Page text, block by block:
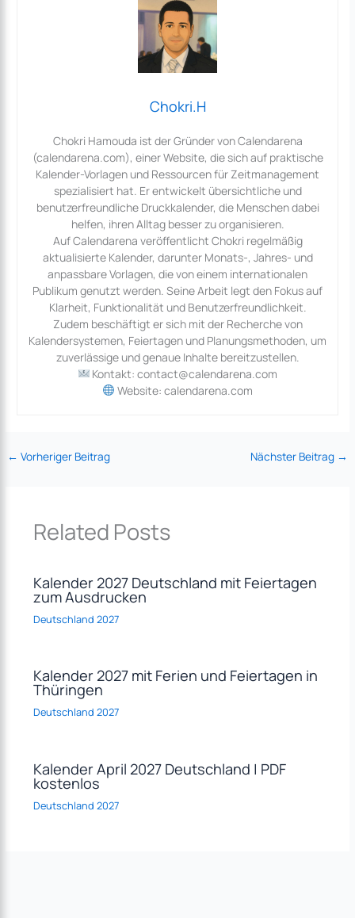
Chokri.H
Chokri Hamouda ist der Gründer von Calendarena
(calendarena.com), einer Website, die sich auf praktische
Kalender-Vorlagen und Ressourcen für Zeitmanagement
spezialisiert hat. Er entwickelt übersichtliche und
benutzerfreundliche Druckkalender, die Menschen dabei
helfen, ihren Alltag besser zu organisieren.
Auf Calendarena veröffentlicht Chokri regelmäßig
aktualisierte Kalender, darunter Monats-, Jahres- und
anpassbare Vorlagen, die von einem internationalen
Publikum genutzt werden. Seine Arbeit legt den Fokus auf
Klarheit, Funktionalität und Benutzerfreundlichkeit.
Zudem beschäftigt er sich mit der Recherche von
Kalendersystemen, Feiertagen und Planungsmethoden, um
zuverlässige und genaue Inhalte bereitzustellen.
Kontakt: contact@calendarena.com
Website: calendarena.com
← Vorheriger Beitrag Nächster Beitrag →
Related Posts
Kalender 2027 Deutschland mit Feiertagen
zum Ausdrucken
Deutschland 2027
Kalender 2027 mit Ferien und Feiertagen in
Thüringen
Deutschland 2027
Kalender April 2027 Deutschland | PDF
kostenlos
Deutschland 2027